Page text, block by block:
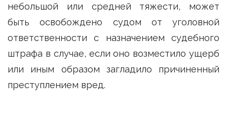
небольшой или средней тяжести, может
быть освобождено судом от уголовной
ответственности с назначением судебного
штрафа в случае, если оно возместило ущерб
или иным образом загладило причиненный
преступлением вред.